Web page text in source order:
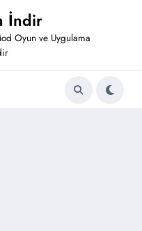
İndir
Oyun ve Uygulama